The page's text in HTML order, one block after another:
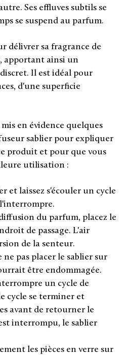
Ses effluves subtils se
se suspend au parfum.
délivrer sa fragrance de
apportant ainsi un
Il est idéal pour
d'une superficie
en évidence quelques
sablier pour expliquer
produit et pour que vous
utilisation :
et laissez s'écouler un cycle
du parfum, placez le
de passage. L'air
de la senteur.
pas placer le sablier sur
être endommagée.
un cycle de
cycle se terminer et
avant de retourner le
interrompu, le sablier
les pièces en verre sur